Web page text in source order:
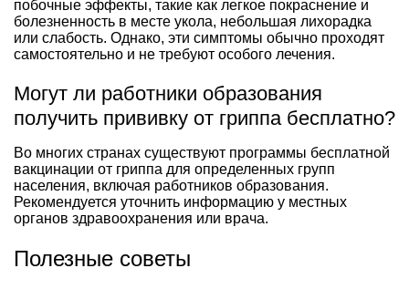
побочные эффекты, такие как легкое покраснение и
болезненность в месте укола, небольшая лихорадка
или слабость. Однако, эти симптомы обычно проходят
самостоятельно и не требуют особого лечения.
Могут ли работники образования
получить прививку от гриппа бесплатно?
Во многих странах существуют программы бесплатной
вакцинации от гриппа для определенных групп
населения, включая работников образования.
Рекомендуется уточнить информацию у местных
органов здравоохранения или врача.
Полезные советы